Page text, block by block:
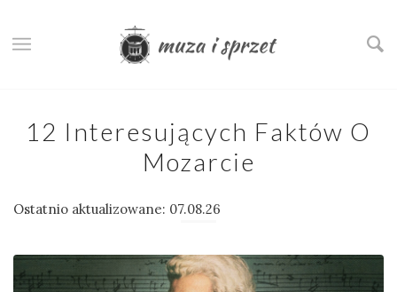
12 Interesujących Faktów O
Mozarcie
Ostatnio aktualizowane: 07.08.26